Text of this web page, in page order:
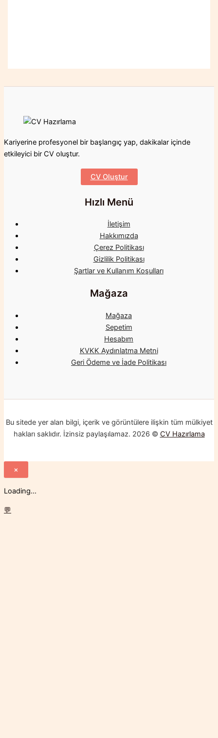
Kariyerine profesyonel bir başlangıç yap, dakikalar içinde
etkileyici bir CV oluştur.
CV Oluştur
Hızlı Menü
İletişim
Hakkımızda
Çerez Politikası
Gizlilik Politikası
Şartlar ve Kullanım Koşulları
Mağaza
Mağaza
Sepetim
Hesabım
KVKK Aydınlatma Metni
Geri Ödeme ve İade Politikası
Bu sitede yer alan bilgi, içerik ve görüntülere ilişkin tüm mülkiyet
hakları saklıdır. İzinsiz paylaşılamaz. 2026 © CV Hazırlama
×
Loading...
💬